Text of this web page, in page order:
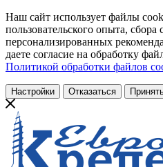
Наш сайт использует файлы
пользовательского опыта, сбора
персонализированных
даете согласие на обработку
Политикой обработки файлов
Настройки Отказаться